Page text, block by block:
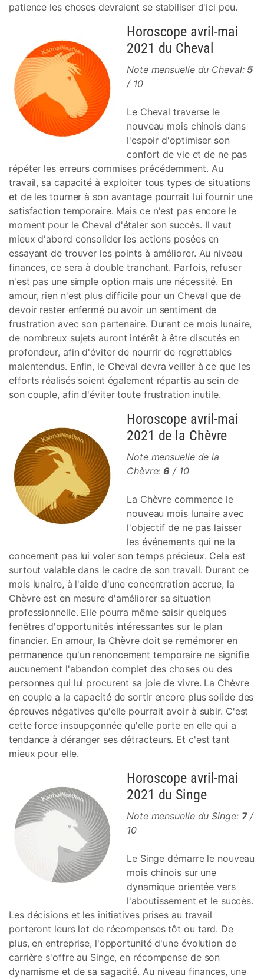
patience les choses devraient se stabiliser d'ici peu.
Horoscope avril-mai
2021 du Cheval
Note mensuelle du Cheval:5
/ 10
Le Cheval traverse le
nouveau mois chinois dans
l'espoir d'optimiser son
confort de vie et de ne pas
répéter les erreurs commises précédemment. Au
travail, sa capacité à exploiter tous types de situations
et de les tourner à son avantage pourrait lui fournir une
satisfaction temporaire. Mais ce n'est pas encore le
moment pour le Cheval d'étaler son succès. Il vaut
mieux d'abord consolider les actions posées en
essayant de trouver les points à améliorer. Au niveau
finances, ce sera à double tranchant. Parfois, refuser
n'est pas une simple option mais une nécessité. En
amour, rien n'est plus difficile pour un Cheval que de
devoir rester enfermé ou avoir un sentiment de
frustration avec son partenaire. Durant ce mois lunaire,
de nombreux sujets auront intérêt à être discutés en
profondeur, afin d'éviter de nourrir de regrettables
malentendus. Enfin, le Cheval devra veiller à ce que les
efforts réalisés soient également répartis au sein de
son couple, afin d'éviter toute frustration inutile.
Horoscope avril-mai
2021 de la Chèvre
Note mensuelle de la
Chèvre: 6 / 10
La Chèvre commence le
nouveau mois lunaire avec
l'objectif de ne pas laisser
les événements qui ne la
concernent pas lui voler son temps précieux. Cela est
surtout valable dans le cadre de son travail. Durant ce
mois lunaire, à l'aide d'une concentration accrue, la
Chèvre est en mesure d'améliorer sa situation
professionnelle. Elle pourra même saisir quelques
fenêtres d'opportunités intéressantes sur le plan
financier. En amour, la Chèvre doit se remémorer en
permanence qu'un renoncement temporaire ne signifie
aucunement l'abandon complet des choses ou des
personnes qui lui procurent sa joie de vivre. La Chèvre
en couple a la capacité de sortir encore plus solide des
épreuves négatives qu'elle pourrait avoir à subir. C'est
cette force insoupçonnée qu'elle porte en elle qui a
tendance à déranger ses détracteurs. Et c'est tant
mieux pour elle.
Horoscope avril-mai
2021 du Singe
Note mensuelle du Singe: 7/
10
Le Singe démarre le nouveau
mois chinois sur une
dynamique orientée vers
l'aboutissement et le succès.
Les décisions et les initiatives prises au travail
porteront leurs lot de récompenses tôt ou tard. De
plus, en entreprise, l'opportunité d'une évolution de
carrière s'offre au Singe, en récompense de son
dynamisme et de sa sagacité. Au niveau finances, une